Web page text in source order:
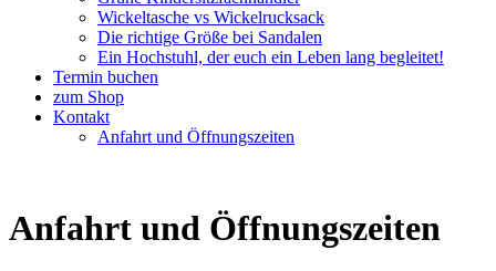
Wickeltasche vs Wickelrucksack
Die richtige Größe bei Sandalen
Ein Hochstuhl, der euch ein Leben lang begleitet!
Termin buchen
zum Shop
Kontakt
Anfahrt und Öffnungszeiten
Anfahrt und Öffnungszeiten